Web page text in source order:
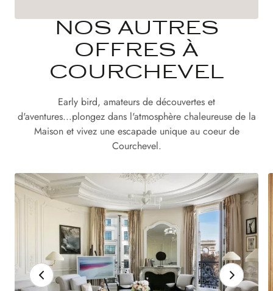
NOS AUTRES
OFFRES À
COURCHEVEL
Early bird, amateurs de découvertes et
d'aventures...plongez dans l'atmosphère chaleureuse de la
Maison et vivez une escapade unique au coeur de
Courchevel.